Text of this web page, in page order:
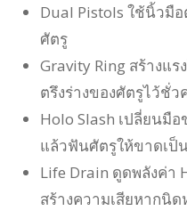
Dual Pistols ใช้นิ้วมื
ศัตรู
Gravity Ring สร้างแ
ตรึงร่างของศัตรูไว้ชั่ว
Holo Slash เปลี่ยนมื
แล้วฟันศัตรูให้ขาดเป็
Life Drain ดูดพลังค่า
สร้างความเสียหากนิ